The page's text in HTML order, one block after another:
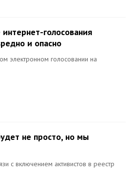
голосования
и опасно
электронном голосовании на
не просто, но мы
с включением активистов в реестр